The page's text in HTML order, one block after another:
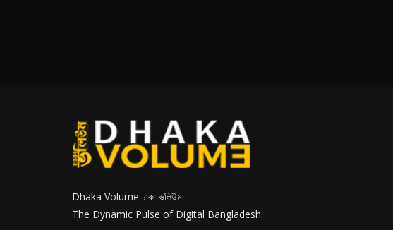
Dhaka Volume ঢাকা ভলিউম
The Dynamic Pulse of Digital Bangladesh.